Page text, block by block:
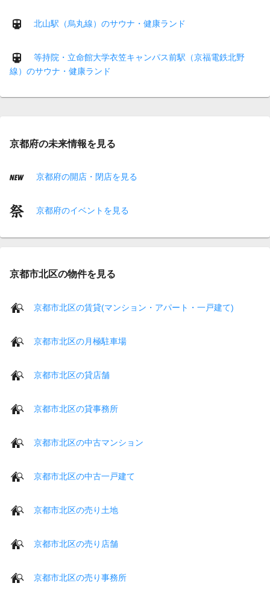
北山駅（烏丸線）のサウナ・健康ランド
等持院・立命館大学衣笠キャンパス前駅（京福電鉄北野
線）のサウナ・健康ランド
京都府の未来情報を見る
京都府の開店・閉店を見る
京都府のイベントを見る
京都市北区の物件を見る
京都市北区の賃貸(マンション・アパート・一戸建て)
京都市北区の月極駐車場
京都市北区の貸店舗
京都市北区の貸事務所
京都市北区の中古マンション
京都市北区の中古一戸建て
京都市北区の売り土地
京都市北区の売り店舗
京都市北区の売り事務所